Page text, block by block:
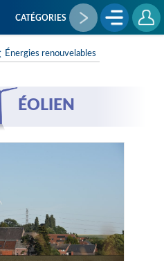
CATÉGORIES
Énergies renouvelables
ÉOLIEN